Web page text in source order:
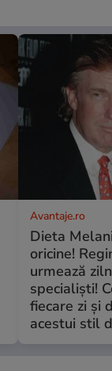
Avantaje.ro
Dieta
oricine!
urmează
specialiști!
fiecare zi și
acestui stil